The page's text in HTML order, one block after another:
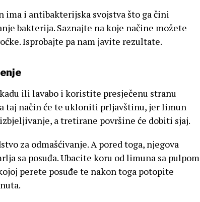
ima i antibakterijska svojstva što ga čini
bakterija. Saznajte na koje načine možete
Isprobajte pa nam javite rezultate.
ili lavabo i koristite presječenu stranu
taj način će te ukloniti prljavštinu, jer limun
a tretirane površine će dobiti sjaj.
za odmašćivanje. A pored toga, njegova
sa posuđa. Ubacite koru od limuna sa pulpom
perete posuđe te nakon toga potopite